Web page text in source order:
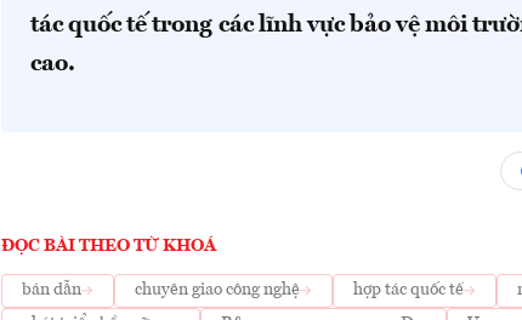
tác quốc tế trong các lĩnh vực bảo vệ môi
cao.
ĐỌC BÀI THEO TỪ KHOÁ
bán dẫn chuyên giao công nghệ hợp tác quốc tế